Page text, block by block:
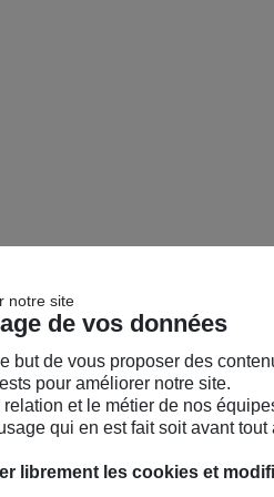
notre site
de vos données
but de vous proposer des
pour améliorer notre site.
et le métier de nos
qui en est fait soit avant tout
librement les cookies et